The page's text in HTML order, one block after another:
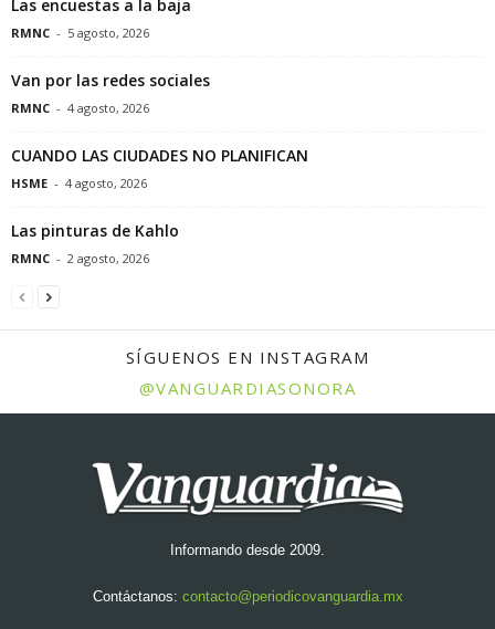
Las encuestas a la baja
RMNC - 5 agosto, 2026
Van por las redes sociales
RMNC - 4 agosto, 2026
CUANDO LAS CIUDADES NO PLANIFICAN
HSME - 4 agosto, 2026
Las pinturas de Kahlo
RMNC - 2 agosto, 2026
SÍGUENOS EN INSTAGRAM
@VANGUARDIASONORA
Informando desde 2009.
Contáctanos: contacto@periodicovanguardia.mx